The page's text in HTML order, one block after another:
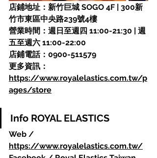
店鋪地址：新竹巨城 SOGO 4F | 300新
竹市東區中央路239號4樓
營業時間：週日至週四 11:00-21:30 | 週
五至週六 11:00-22:00
店鋪電話：0900-511579
更多資訊：
https://www.royalelastics.com.tw/p
ages/store
Info ROYAL ELASTICS
Web /
https://www.royalelastics.com.tw/